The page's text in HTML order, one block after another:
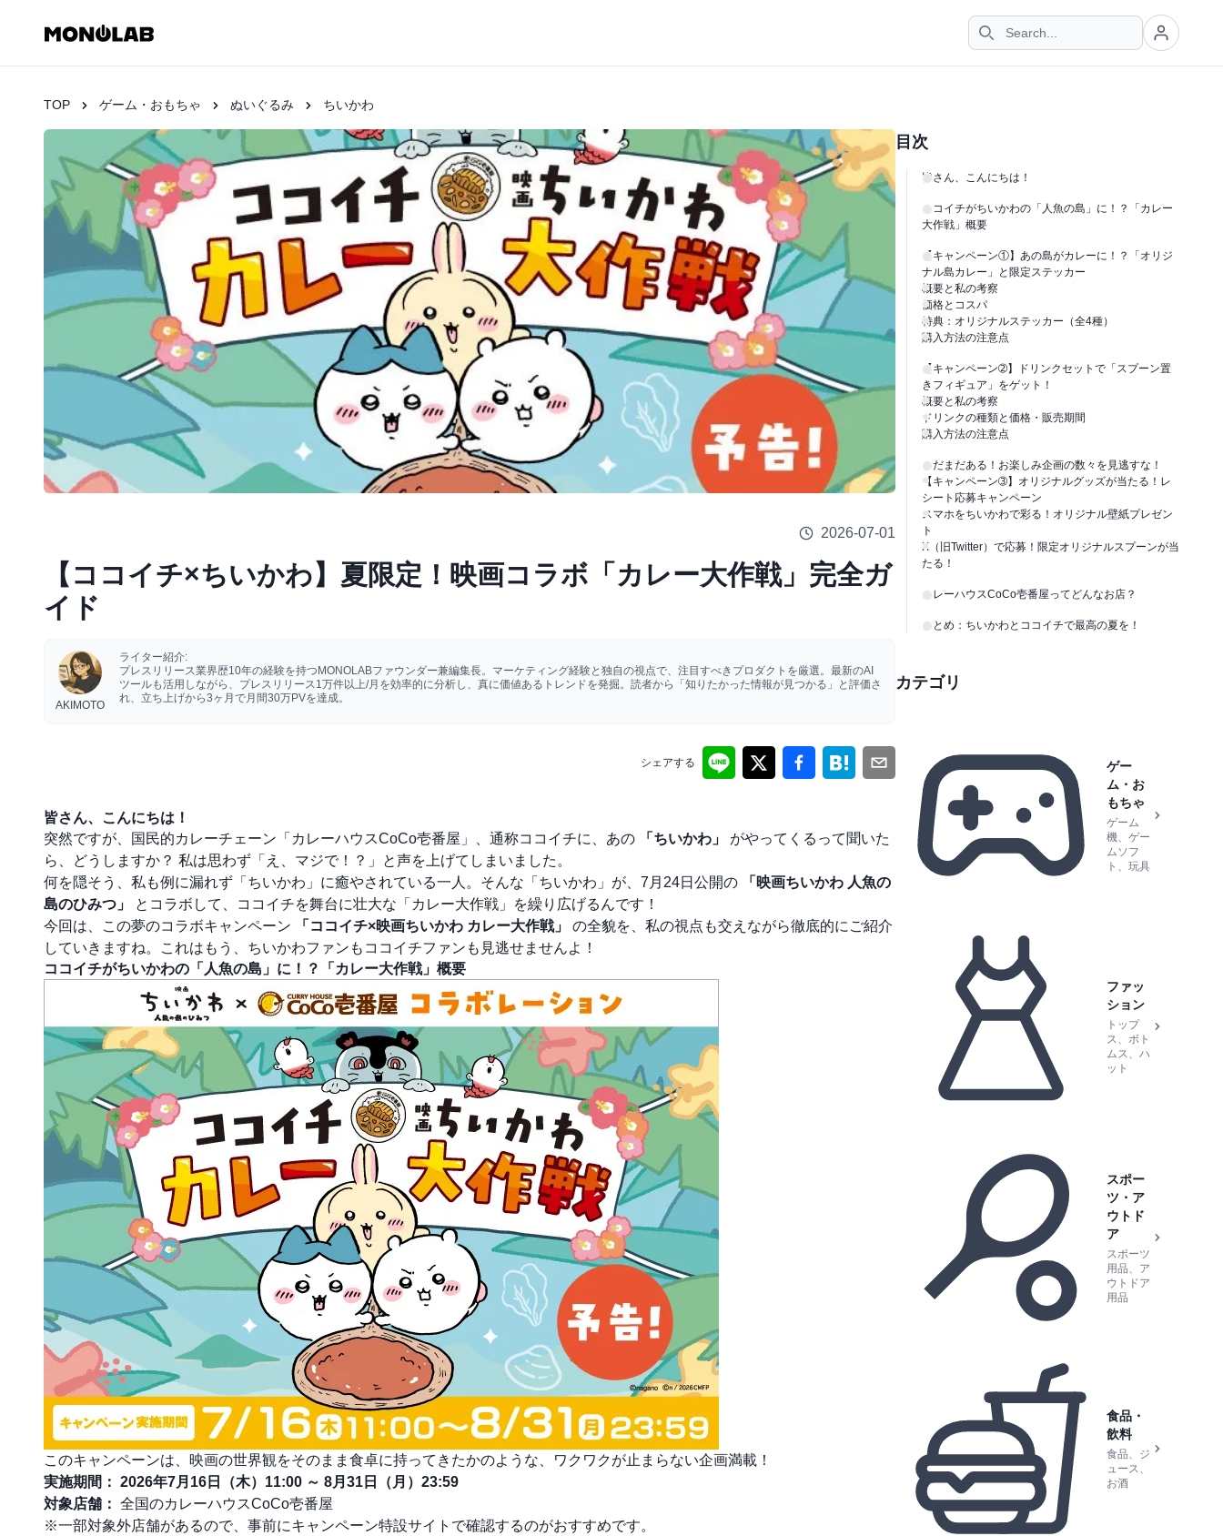
TOP ゲーム・おもちゃ ぬいぐるみ ちいかわ
2026-07-01
【ココイチ×ちいかわ】夏限定！映画コラボ「カレー大作戦」完全ガ
イド
AKIMOTO
ライター紹介:
プレスリリース業界歴10年の経験を持つMONOLABファウンダー兼編集長。マーケティング経験と独自の視点で、注目すべきプロダクトを厳選。最新のAI
ツールも活用しながら、プレスリリース1万件以上/月を効率的に分析し、真に価値あるトレンドを発掘。読者から「知りたかった情報が見つかる」と評価さ
れ、立ち上げから3ヶ月で月間30万PVを達成。
シェアする
皆さん、こんにちは！
突然ですが、国民的カレーチェーン「カレーハウスCoCo壱番屋」、通称ココイチに、あの
「ちいかわ」
がやってくるって聞いた
ら、どうしますか？ 私は思わず「え、マジで！？」と声を上げてしまいました。
何を隠そう、私も例に漏れず「ちいかわ」に癒やされている一人。そんな「ちいかわ」が、7月24日公開の
「映画ちいかわ 人魚の
島のひみつ」
とコラボして、ココイチを舞台に壮大な「カレー大作戦」を繰り広げるんです！
今回は、この夢のコラボキャンペーン
「ココイチ×映画ちいかわ カレー大作戦」
の全貌を、私の視点も交えながら徹底的にご紹介
していきますね。これはもう、ちいかわファンもココイチファンも見逃せませんよ！
ココイチがちいかわの「人魚の島」に！？「カレー大作戦」概要
このキャンペーンは、映画の世界観をそのまま食卓に持ってきたかのような、ワクワクが止まらない企画満載！
実施期間： 2026年7月16日（木）11:00 ～ 8月31日（月）23:59
対象店舗： 全国のカレーハウスCoCo壱番屋
※一部対象外店舗があるので、事前にキャンペーン特設サイト で確認するのがおすすめです。
目次
皆さん、こんにちは！
ココイチがちいかわの「人魚の島」に！？「カレー
大作戦」概要
【キャンペーン①】あの島がカレーに！？「オリジ
ナル島カレー」と限定ステッカー
概要と私の考察
価格とコスパ
特典：オリジナルステッカー（全4種）
購入方法の注意点
【キャンペーン➁】ドリンクセットで「スプーン置
きフィギュア」をゲット！
概要と私の考察
ドリンクの種類と価格・販売期間
購入方法の注意点
まだまだある！お楽しみ企画の数々を見逃すな！
【キャンペーン➂】オリジナルグッズが当たる！レ
シート応募キャンペーン
スマホをちいかわで彩る！オリジナル壁紙プレゼン
ト
X（旧Twitter）で応募！限定オリジナルスプーンが当
たる！
カレーハウスCoCo壱番屋ってどんなお店？
まとめ：ちいかわとココイチで最高の夏を！
カテゴリ
ゲー
ム・お
もちゃ
ゲーム
機、ゲー
ムソフ
ト、玩具
ファッ
ション
トップ
ス、ボト
ムス、ハ
ット
スポー
ツ・ア
ウトド
ア
スポーツ
用品、ア
ウトドア
用品
食品・
飲料
食品、ジ
ュース、
お酒